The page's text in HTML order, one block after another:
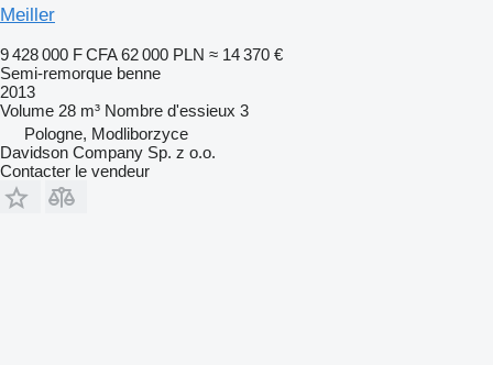
Meiller
9 428 000 F CFA 62 000 PLN ≈ 14 370 €
Semi-remorque benne
2013
Volume 28 m³ Nombre d'essieux 3
Pologne, Modliborzyce
Davidson Company Sp. z o.o.
Contacter le vendeur